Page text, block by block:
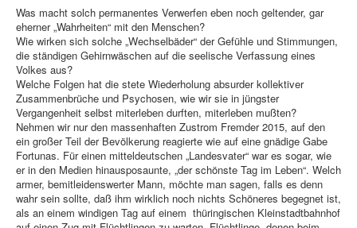
Was macht solch permanentes Verwerfen eben noch geltender, gar
eherner „Wahrheiten“ mit den Menschen?
Wie wirken sich solche „Wechselbäder“ der Gefühle und Stimmungen,
die ständigen Gehirnwäschen auf die seelische Verfassung eines
Volkes aus?
Welche Folgen hat die stete Wiederholung absurder kollektiver
Zusammenbrüche und Psychosen, wie wir sie in jüngster
Vergangenheit selbst miterleben durften, miterleben mußten?
Nehmen wir nur den massenhaften Zustrom Fremder 2015, auf den
ein großer Teil der Bevölkerung reagierte wie auf eine gnädige Gabe
Fortunas. Für einen mitteldeutschen „Landesvater“ war es sogar, wie
er in den Medien hinausposaunte, „der schönste Tag im Leben“. Welch
armer, bemitleidenswerter Mann, möchte man sagen, falls es denn
wahr sein sollte, daß ihm wirklich noch nichts Schöneres begegnet ist,
als an einem windigen Tag auf einem thüringischen Kleinstadtbahnhof